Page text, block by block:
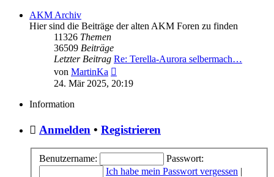
AKM Archiv
Hier sind die Beiträge der alten AKM Foren zu finden
11326 Themen
36509 Beiträge
Letzter Beitrag Re: Terella-Aurora selbermach…
von MartinKa
Beitrag
24. Mär 2025, 20:19
Information
Anmelden • Registrieren
Benutzername:
Passwort:
Ich habe mein Passwort vergessen |